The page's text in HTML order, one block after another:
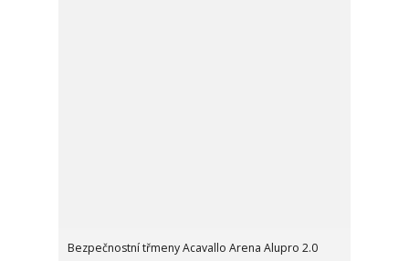
Bezpečnostní třmeny Acavallo Arena Alupro 2.0